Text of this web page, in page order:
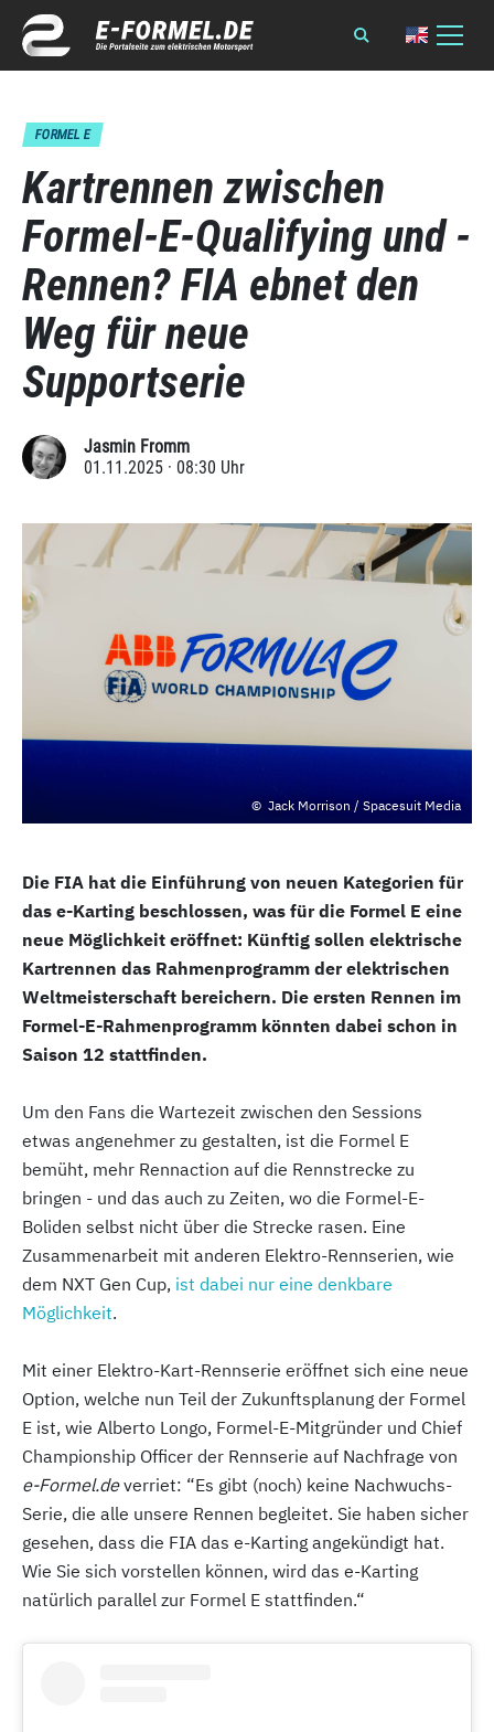
FORMEL E
Kartrennen zwischen
Formel-E-Qualifying und -
Rennen? FIA ebnet den
Weg für neue
Supportserie
Jasmin Fromm
01.11.2025 · 08:30 Uhr
Jack Morrison / Spacesuit Media
Die FIA hat die Einführung von neuen Kategorien für
das e-Karting beschlossen, was für die Formel E eine
neue Möglichkeit eröffnet: Künftig sollen elektrische
Kartrennen das Rahmenprogramm der elektrischen
Weltmeisterschaft bereichern. Die ersten Rennen im
Formel-E-Rahmenprogramm könnten dabei schon in
Saison 12 stattfinden.
Um den Fans die Wartezeit zwischen den Sessions
etwas angenehmer zu gestalten, ist die Formel E
bemüht, mehr Rennaction auf die Rennstrecke zu
bringen - und das auch zu Zeiten, wo die Formel-E-
Boliden selbst nicht über die Strecke rasen. Eine
Zusammenarbeit mit anderen Elektro-Rennserien, wie
dem NXT Gen Cup, ist dabei nur eine denkbare
Möglichkeit.
Mit einer Elektro-Kart-Rennserie eröffnet sich eine neue
Option, welche nun Teil der Zukunftsplanung der Formel
E ist, wie Alberto Longo, Formel-E-Mitgründer und Chief
Championship Officer der Rennserie auf Nachfrage von
e-Formel.deverriet: “Es gibt (noch) keine Nachwuchs-
Serie, die alle unsere Rennen begleitet. Sie haben sicher
gesehen, dass die FIA das e-Karting angekündigt hat.
Wie Sie sich vorstellen können, wird das e-Karting
natürlich parallel zur Formel E stattfinden.“